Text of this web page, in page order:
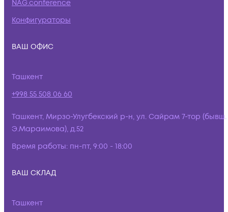
NAG.conference
Конфигураторы
ВАШ ОФИС
Ташкент
+998 55 508 06 60
Ташкент, Мирзо-Улугбекский р-н, ул. Сайрам 7-тор (бывш.
Э.Мараимова), д.52
Время работы: пн-пт, 9:00 - 18:00
ВАШ СКЛАД
Ташкент